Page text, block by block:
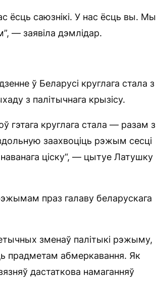
ёсць саюзнікі. У нас ёсць вы. Мы
— заявіла дэмлідар.
ў Беларусі круглага стала з
з палітычнага крызісу.
гэтага круглага стала — разам з
заахвоціць рэжым сесці
ціску“, — цытуе Латушку
праз галаву беларускага
зменаў палітыкі рэжыму,
прадметам абмеркавання. Як
дастаткова намаганняў